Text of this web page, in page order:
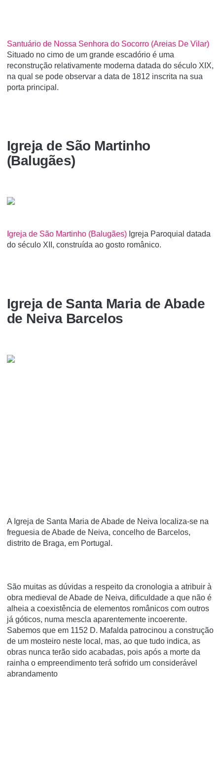
Santuário de Nossa Senhora do Socorro (Areias De Vilar)
Situado no cimo de um grande escadório é uma
reconstrução relativamente moderna datada do século XIX,
na qual se pode observar a data de 1812 inscrita na sua
porta principal.
Igreja de São Martinho
(Balugães)
Igreja de São Martinho (Balugães) Igreja Paroquial datada
do século XII, construída ao gosto românico.
Igreja de Santa Maria de Abade
de Neiva Barcelos
A Igreja de Santa Maria de Abade de Neiva localiza-se na
freguesia de Abade de Neiva, concelho de Barcelos,
distrito de Braga, em Portugal.
São muitas as dúvidas a respeito da cronologia a atribuir à
obra medieval de Abade de Neiva, dificuldade a que não é
alheia a coexistência de elementos românicos com outros
já góticos, numa mescla aparentemente incoerente.
Sabemos que em 1152 D. Mafalda patrocinou a construção
de um mosteiro neste local, mas, ao que tudo indica, as
obras nunca terão sido acabadas, pois após a morte da
rainha o empreendimento terá sofrido um considerável
abrandamento